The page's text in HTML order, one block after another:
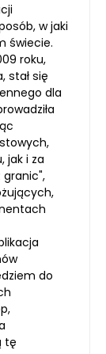
w jaki
świecie.
roku,
stał się
dla
jak i za
granic",
do
tę